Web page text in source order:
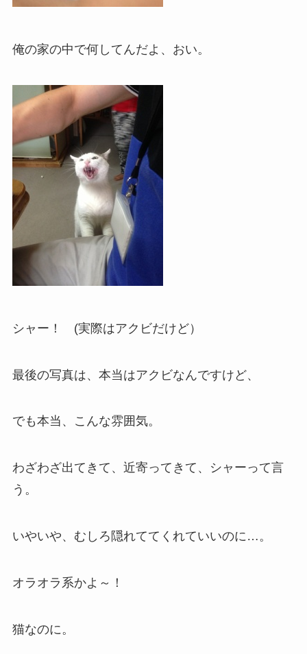
俺の家の中で何してんだよ、おい。
シャー！ (実際はアクビだけど）
最後の写真は、本当はアクビなんですけど、
でも本当、こんな雰囲気。
わざわざ出てきて、近寄ってきて、シャーって言
う。
いやいや、むしろ隠れててくれていいのに…。
オラオラ系かよ～！
猫なのに。